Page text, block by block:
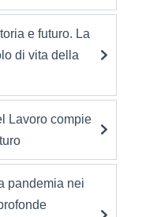
e futuro. La
di vita della
Lavoro compie
pandemia nei